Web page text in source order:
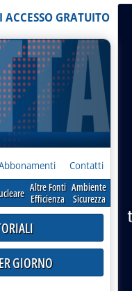
ACCESSO GRATUITO
Contatti
Altre Fonti
Efficienza
Ambiente
Sicurezza
GIORNO